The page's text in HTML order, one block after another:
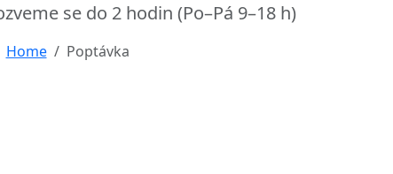
se do 2 hodin (Po–Pá 9–18 h)
Home Poptávka